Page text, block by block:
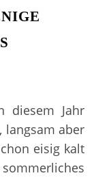
langsam aber
eisig kalt